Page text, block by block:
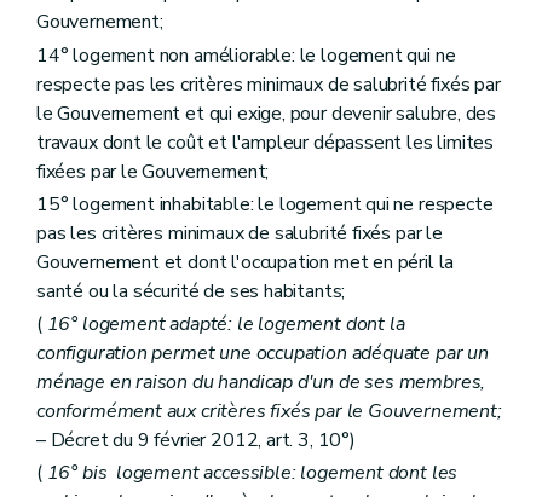
Titre IIIbis
Art. 200/1
Titre IV Dispositions administratives et pénales
Art. 200bis
Art. 200ter
Art. 201
Art. 202
Art. 202bis
Titre V Dispositions finales
Art. 203
Art. 204
Art. 205
Art. 205bis
Art. 206
Art. 207
Titre VI "Disposition interprétative" (décret du 30 avril 2009)
Art. 208
Titre III Des acteurs de la politique régionale du logement
Chapitre premier De la Société wallonne du logement
Section première Généralités
Art. 86
Gouvernement;
14° logement non améliorable: le logement qui ne
respecte pas les critères minimaux de salubrité fixés par
le Gouvernement et qui exige, pour devenir salubre, des
travaux dont le coût et l'ampleur dépassent les limites
fixées par le Gouvernement;
15° logement inhabitable: le logement qui ne respecte
pas les critères minimaux de salubrité fixés par le
Gouvernement et dont l'occupation met en péril la
santé ou la sécurité de ses habitants;
( 16° logement adapté: le logement dont la
configuration permet une occupation adéquate par un
ménage en raison du handicap d'un de ses membres,
conformément aux critères fixés par le Gouvernement;
– Décret du 9 février 2012, art. 3, 10°)
( 16°bis logement accessible: logement dont les